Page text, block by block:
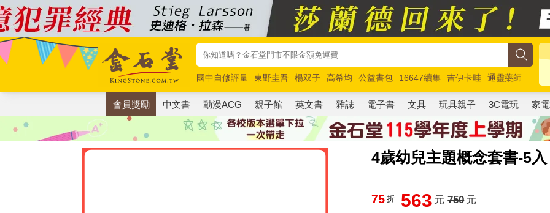
國中自修評量 東野圭吾 楊双子 高希均 公益書包 16647續集 吉伊卡哇
通靈藥師
唯紅花綻放
奧德賽 路邊攤新作 馬斯克 玩具總動員5 超慢跑
會員獎勵 中文書 動漫ACG 親子館 英文書 雜誌 電子書 文具 玩具親子 3C電玩 家電
4歲幼兒主題概念套書-5入
75 折 563 元 750元